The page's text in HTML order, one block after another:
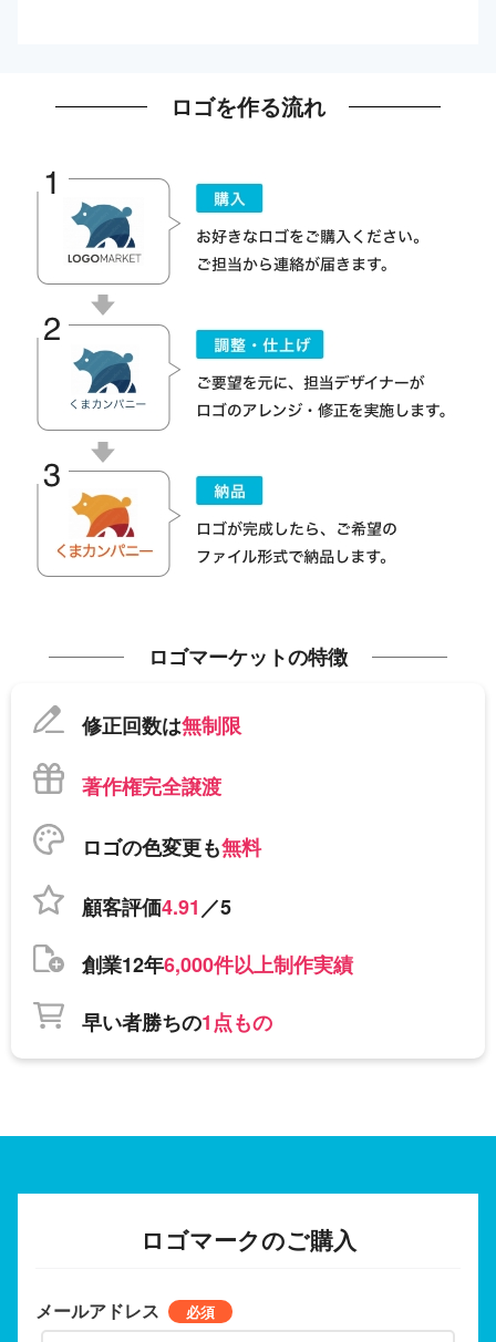
ロゴを作る流れ
ロゴマーケットの特徴
修正回数は無制限
著作権完全譲渡
ロゴの色変更も無料
顧客評価4.91／5
創業12年6,000件以上制作実績
早い者勝ちの1点もの
ロゴマークのご購入
メールアドレス